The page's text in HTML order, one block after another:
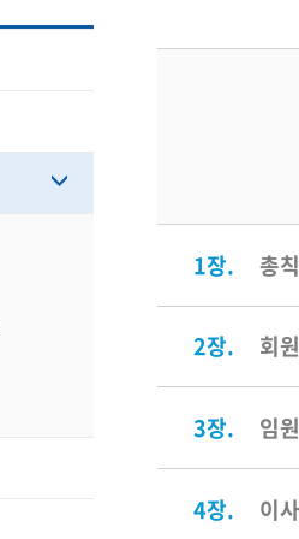
1장. 총칙
2장. 회원
3장. 임원
4장. 이